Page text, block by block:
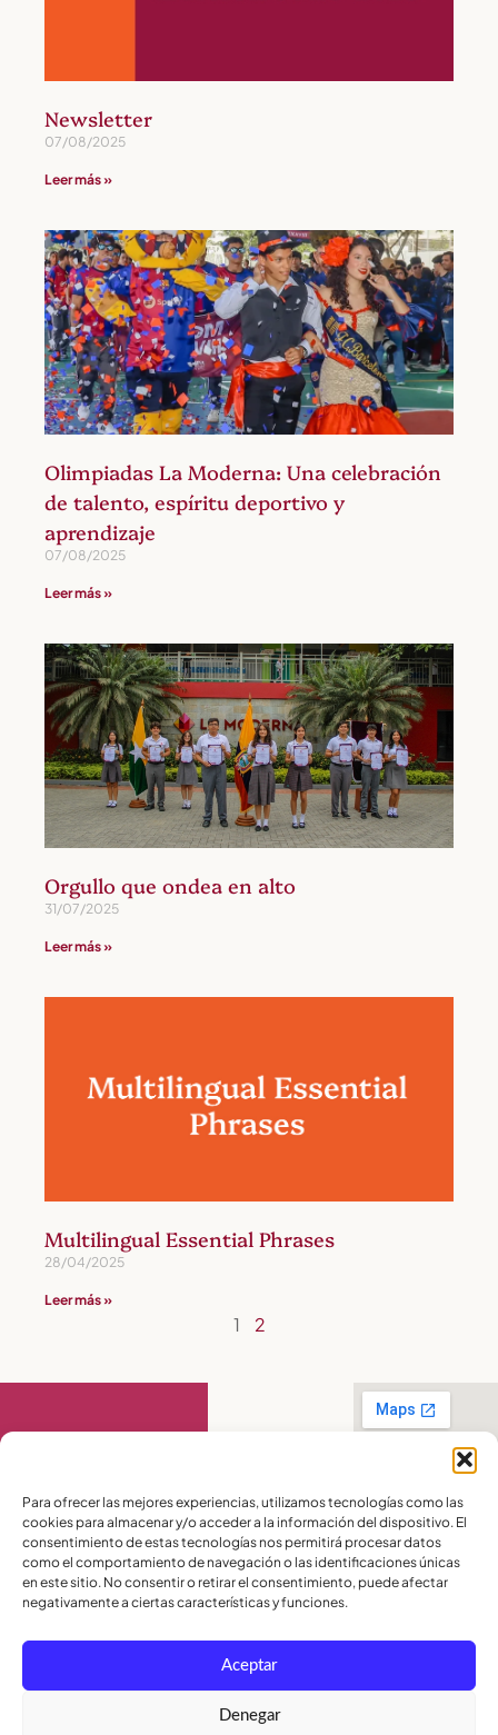
Para ofrecer las mejores experiencias, utilizamos tecnologías como las
cookies para almacenar y/o acceder a la información del dispositivo. El
consentimiento de estas tecnologías nos permitirá procesar datos
como el comportamiento de navegación o las identificaciones únicas
en este sitio. No consentir o retirar el consentimiento, puede afectar
negativamente a ciertas características y funciones.
Aceptar
Denegar
Newsletter
07/08/2025
Leer más »
Olimpiadas La Moderna: Una celebración
de talento, espíritu deportivo y
aprendizaje
07/08/2025
Leer más »
Orgullo que ondea en alto
31/07/2025
Leer más »
Multilingual Essential Phrases
28/04/2025
Leer más »
1 2
Contáctanos
PBX:(04) 372 5220
Celular:099 016
2715
Celular:098 580
2370
admisiones@lamoderna.edu.ec
Km 2,5 Vía a
Samborondón.